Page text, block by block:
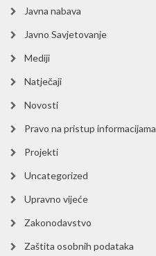
Javna nabava
Javno Savjetovanje
Mediji
Natječaji
Novosti
Pravo na pristup informacijama
Projekti
Uncategorized
Upravno vijeće
Zakonodavstvo
Zaštita osobnih podataka